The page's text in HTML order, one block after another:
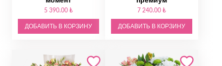
5 390.00 ₺
ДОБАВИТЬ В КОРЗИНУ
7 240.00 ₺
ДОБАВИТЬ В КОРЗИНУ